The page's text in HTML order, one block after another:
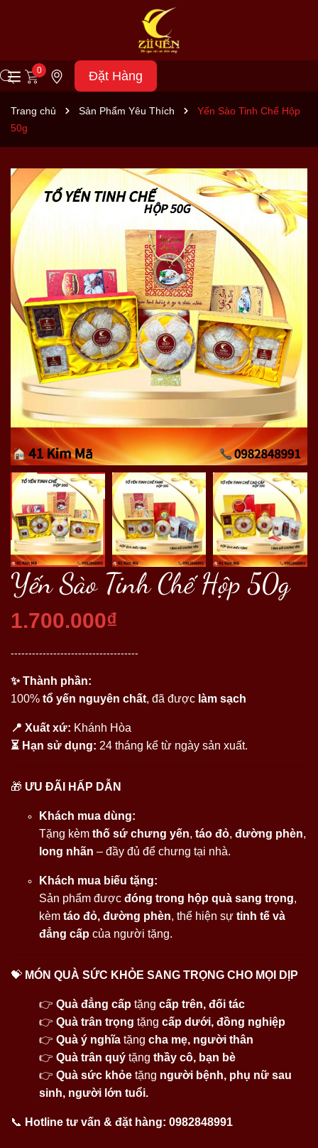
0 Đặt Hàng
Trang chủ Sản Phẩm Yêu Thích
Yến Sào Tinh Chế Hộp
50g
Yến Sào Tinh Chế Hộp 50g
1.700.000₫
------------------------------------
✨ Thành phần:
100% tổ yến nguyên chất, đã được làm sạch
📍 Xuất xứ: Khánh Hòa
⏳ Hạn sử dụng: 24 tháng kể từ ngày sản xuất.
🎁 ƯU ĐÃI HẤP DẪN
Khách mua dùng:
Tặng kèm thố sứ chưng yến, táo đỏ, đường phèn,
long nhãn – đầy đủ để chưng tại nhà.
Khách mua biếu tặng:
Sản phẩm được đóng trong hộp quà sang trọng,
kèm táo đỏ, đường phèn, thể hiện sự tinh tế và
đẳng cấp của người tặng.
💝 MÓN QUÀ SỨC KHỎE SANG TRỌNG CHO MỌI DỊP
👉 Quà đẳng cấp tặng cấp trên, đối tác
👉 Quà trân trọng tặng cấp dưới, đồng nghiệp
👉 Quà ý nghĩa tặng cha mẹ, người thân
👉 Quà trân quý tặng thầy cô, bạn bè
👉 Quà sức khỏe tặng người bệnh, phụ nữ sau
sinh, người lớn tuổi.
📞 Hotline tư vấn & đặt hàng: 0982848991